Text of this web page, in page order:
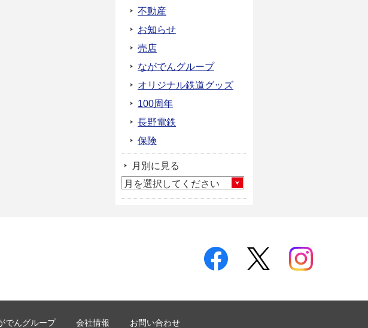
不動産
お知らせ
売店
ながでんグループ
オリジナル鉄道グッズ
100周年
長野電鉄
保険
月別に見る
月を選択してください
でんグループ 会社情報 お問い合わせ